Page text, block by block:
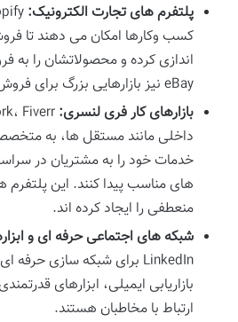
پلتفرم های تجارت الکترونیک:
کسب وکارها امکان می دهند تا
eBay نیز بازارهایی بزرگ برای فروش جهانی کالاها هستند.
بازارهای کار فری لنسری:
داخلی مانند مستقل ها، به
خدمات خود را به مشتریان در
های مناسب پیدا کنند. این
منعطفی را ایجاد کرده اند.
شبکه های اجتماعی حرفه ای و
بازاریابی ایمیلی، ابزارهای
ارتباط با مخاطبان هستند.